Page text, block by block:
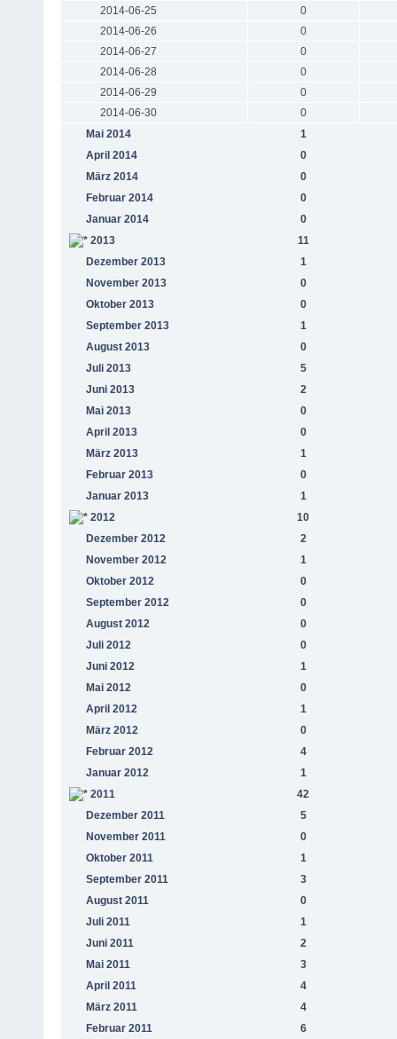
2014-06-25
0
2014-06-26
0
2014-06-27
0
2014-06-28
0
2014-06-29
0
2014-06-30
0
Mai 2014
1
April 2014
0
März 2014
0
Februar 2014
0
Januar 2014
0
2013
11
Dezember 2013
1
November 2013
0
Oktober 2013
0
September 2013
1
August 2013
0
Juli 2013
5
Juni 2013
2
Mai 2013
0
April 2013
0
März 2013
1
Februar 2013
0
Januar 2013
1
2012
10
Dezember 2012
2
November 2012
1
Oktober 2012
0
September 2012
0
August 2012
0
Juli 2012
0
Juni 2012
1
Mai 2012
0
April 2012
1
März 2012
0
Februar 2012
4
Januar 2012
1
2011
42
Dezember 2011
5
November 2011
0
Oktober 2011
1
September 2011
3
August 2011
0
Juli 2011
1
Juni 2011
2
Mai 2011
3
April 2011
4
März 2011
4
Februar 2011
6